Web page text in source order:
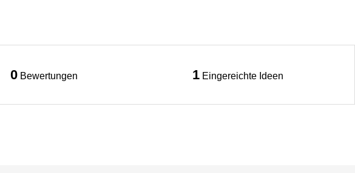
0 Bewertungen 1 Eingereichte Ideen